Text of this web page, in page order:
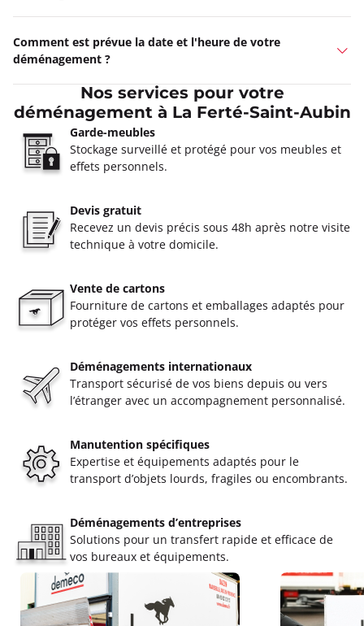
Comment est prévue la date et l'heure de votre
déménagement ?
Nos services pour votre
déménagement à La Ferté-Saint-Aubin
Garde-meubles
Stockage surveillé et protégé pour vos meubles et
effets personnels.
Devis gratuit
Recevez un devis précis sous 48h après notre visite
technique à votre domicile.
Vente de cartons
Fourniture de cartons et emballages adaptés pour
protéger vos effets personnels.
Déménagements internationaux
Transport sécurisé de vos biens depuis ou vers
l’étranger avec un accompagnement personnalisé.
Manutention spécifiques
Expertise et équipements adaptés pour le
transport d’objets lourds, fragiles ou encombrants.
Déménagements d’entreprises
Solutions pour un transfert rapide et efficace de
vos bureaux et équipements.